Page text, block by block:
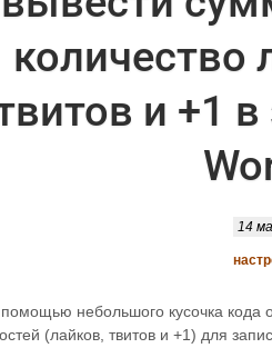
количество
и +1 в
14
небольшого кусочка кода
(лайков, твитов и +1) для